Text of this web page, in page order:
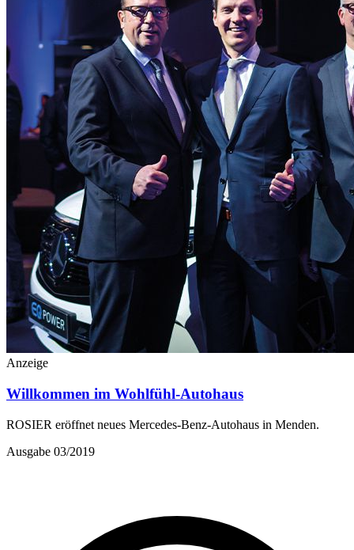
Anzeige
Willkommen im Wohlfühl-Autohaus
ROSIER eröffnet neues Mercedes-Benz-Autohaus in Menden.
Ausgabe 03/2019